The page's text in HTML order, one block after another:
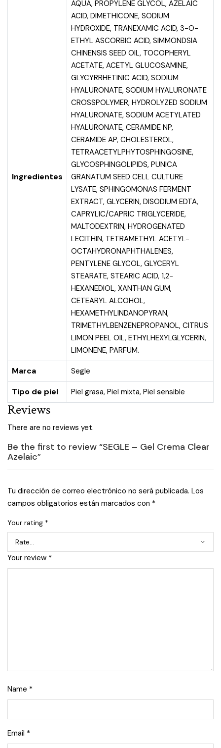
Ingredientes
AQUA, PROPYLENE GLYCOL, AZELAIC
ACID, DIMETHICONE, SODIUM
HYDROXIDE, TRANEXAMIC ACID, 3-O-
ETHYL ASCORBIC ACID, SIMMONDSIA
CHINENSIS SEED OIL, TOCOPHERYL
ACETATE, ACETYL GLUCOSAMINE,
GLYCYRRHETINIC ACID, SODIUM
HYALURONATE, SODIUM HYALURONATE
CROSSPOLYMER, HYDROLYZED SODIUM
HYALURONATE, SODIUM ACETYLATED
HYALURONATE, CERAMIDE NP,
CERAMIDE AP, CHOLESTEROL,
TETRAACETYLPHYTOSPHINGOSINE,
GLYCOSPHINGOLIPIDS, PUNICA
GRANATUM SEED CELL CULTURE
LYSATE, SPHINGOMONAS FERMENT
EXTRACT, GLYCERIN, DISODIUM EDTA,
CAPRYLIC/CAPRIC TRIGLYCERIDE,
MALTODEXTRIN, HYDROGENATED
LECITHIN, TETRAMETHYL ACETYL-
OCTAHYDRONAPHTHALENES,
PENTYLENE GLYCOL, GLYCERYL
STEARATE, STEARIC ACID, 1,2-
HEXANEDIOL, XANTHAN GUM,
CETEARYL ALCOHOL,
HEXAMETHYLINDANOPYRAN,
TRIMETHYLBENZENEPROPANOL, CITRUS
LIMON PEEL OIL, ETHYLHEXYLGLYCERIN,
LIMONENE, PARFUM.
Marca Segle
Tipo de piel Piel grasa, Piel mixta, Piel sensible
Reviews
There are no reviews yet.
Be the first to review “SEGLE – Gel Crema Clear
Azelaic”
Tu dirección de correo electrónico no será publicada. Los
campos obligatorios están marcados con *
Your rating *
Your review *
Name *
Email *